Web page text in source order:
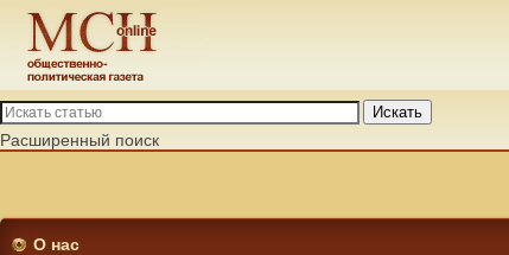
Искать
Расширенный поиск
О нас